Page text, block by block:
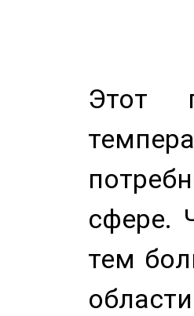
Этот
сфере.
тем